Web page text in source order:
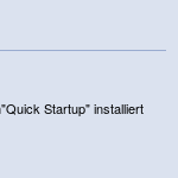
Startup" installiert